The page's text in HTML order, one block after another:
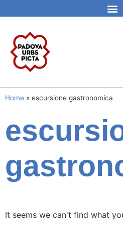
Home » escursione gastronomica
It seems we can't find what